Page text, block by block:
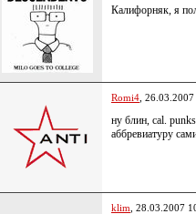
Калифорняк, я
Romi4 ,
ну блин, cal.
аббревиатуру
klim , 28.03.2007